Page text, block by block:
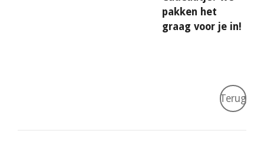
pakken het
graag voor je in!
Terug